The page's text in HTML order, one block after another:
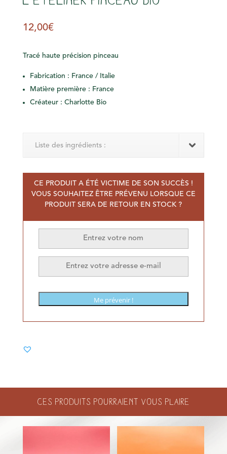
12,00€
Tracéhaute précision pinceau
Fabrication : France / Italie
Matière première : France
Créateur : Charlotte Bio
Liste des ingrédients :
CE PRODUIT A ÉTÉ VICTIME DE SON SUCCÈS !
VOUS SOUHAITEZ ÊTRE PRÉVENU LORSQUE CE
PRODUIT SERA DE RETOUR EN STOCK ?
Me prévenir !
Ces produits pourraient vous plaire